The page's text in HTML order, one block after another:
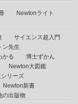
Newtonライト
サイエンス超入門
ン先生
かる
博士ずかん
Newton大図鑑
リーズ
Newton新書
の出版物